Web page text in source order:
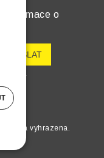
informace o
odběr
práva vyhrazena.